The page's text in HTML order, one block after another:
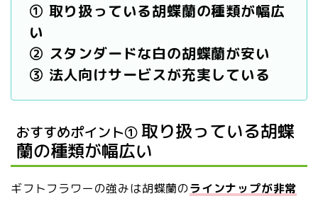
① 取り扱っている胡蝶蘭の種類が幅広
い
② スタンダードな白の胡蝶蘭が安い
③ 法人向けサービスが充実している
おすすめポイント①取り扱っている胡蝶
蘭の種類が幅広い
ギフトフラワーの強みは胡蝶蘭のラインナップが非常